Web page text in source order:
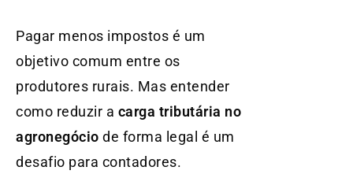
Pagar menos impostos é um
objetivo comum entre os
produtores rurais. Mas entender
como reduzir a carga tributária no
agronegócio de forma legal é um
desafio para contadores.